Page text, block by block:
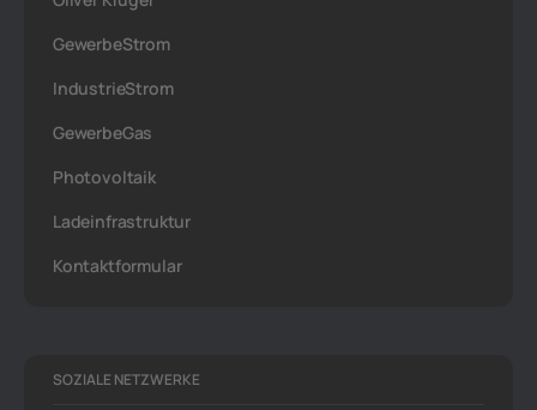
GewerbeStrom
IndustrieStrom
GewerbeGas
Photovoltaik
Ladeinfrastruktur
Kontaktformular
SOZIALE NETZWERKE